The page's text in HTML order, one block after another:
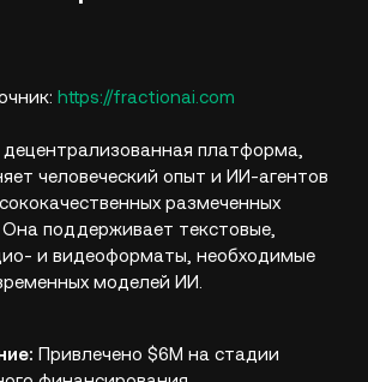
https://fractionai.com
платформа,
человеческий опыт и ИИ-агентов
размеченных
поддерживает текстовые,
и видеоформаты, необходимые
моделей ИИ.
Привлечено $6M на стадии